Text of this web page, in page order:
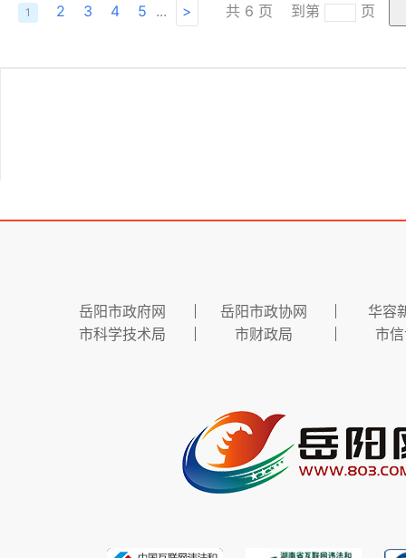
1 2 3 4 5 ... > 共 6 页 到第 页
岳阳市政府网 岳阳市政协网
华容
市科学技术局
市财政局 市